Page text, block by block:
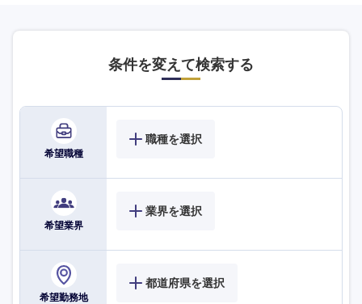
条件を変えて検索する
希望職種
職種を選択
希望業界
業界を選択
希望勤務地
都道府県を選択
選択する
選択する
選択する
選択する